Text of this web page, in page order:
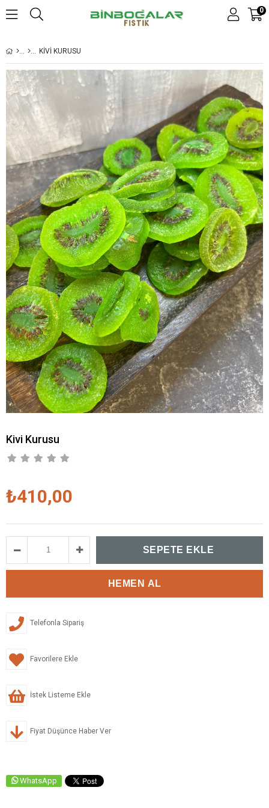
0
KIVI KURUSU
Kivi Kurusu
₺410,00
Telefonla Sipariş
Favorilere Ekle
İstek Listeme Ekle
Fiyat Düşünce Haber Ver
WhatsApp